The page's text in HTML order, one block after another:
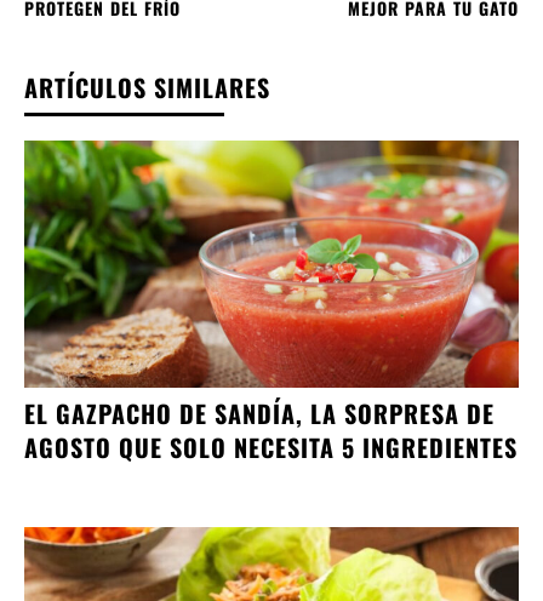
PROTEGEN DEL FRÍO
MEJOR PARA TU GATO
ARTÍCULOS SIMILARES
EL GAZPACHO DE SANDÍA, LA SORPRESA DE
AGOSTO QUE SOLO NECESITA 5 INGREDIENTES